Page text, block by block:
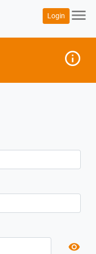
Login menu
info_outline
visibility